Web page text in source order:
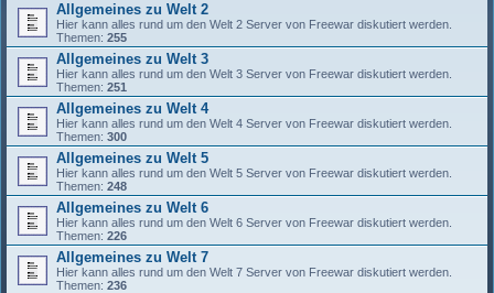
Allgemeines zu Welt 2
Hier kann alles rund um den Welt 2 Server von Freewar diskutiert werden.
Themen: 255
Allgemeines zu Welt 3
Hier kann alles rund um den Welt 3 Server von Freewar diskutiert werden.
Themen: 251
Allgemeines zu Welt 4
Hier kann alles rund um den Welt 4 Server von Freewar diskutiert werden.
Themen: 300
Allgemeines zu Welt 5
Hier kann alles rund um den Welt 5 Server von Freewar diskutiert werden.
Themen: 248
Allgemeines zu Welt 6
Hier kann alles rund um den Welt 6 Server von Freewar diskutiert werden.
Themen: 226
Allgemeines zu Welt 7
Hier kann alles rund um den Welt 7 Server von Freewar diskutiert werden.
Themen: 236